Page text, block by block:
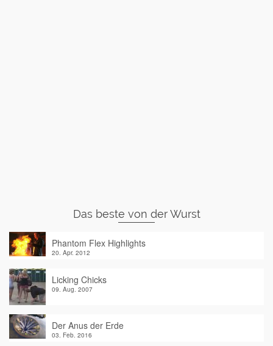
Das beste von der Wurst
Phantom Flex Highlights
20. Apr. 2012
Licking Chicks
09. Aug. 2007
Der Anus der Erde
03. Feb. 2016